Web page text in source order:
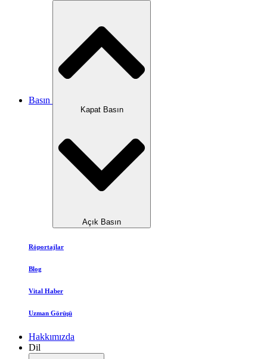
Basın
Kapat Basın
Açık Basın
Röportajlar
Blog
Vital Haber
Uzman Görüşü
Hakkımızda
Dil